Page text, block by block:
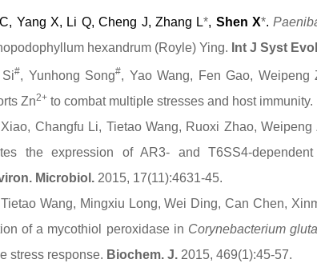
Yang X, Li Q, Cheng J, Zhang L*, Shen X*.
hexandrum (Royle) Ying. Int J Syst
#, Yunhong Song#, Yao Wang, Fen Gao, Weipeng
Zn2+ to combat multiple stresses and host immunity.
Changfu Li, Tietao Wang, Ruoxi Zhao,
the expression of AR3- and T6SS4-
Microbiol. 2015, 17(11):4631-45.
Wang, Mingxiu Long, Wei Ding, Can Chen,
of a mycothiol peroxidase in Corynebacterium
stress response. Biochem. J. 2015, 469(1):45-57.